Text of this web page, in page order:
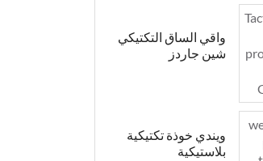
واقي الساق التكتيكي
شين جاردز
ويندي خوذة تكتيكية
بلاستيكية